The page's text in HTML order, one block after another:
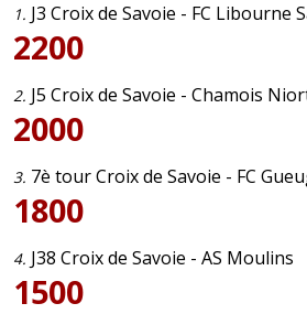
1. J3 Croix de Savoie - FC Libourne
2200
2. J5 Croix de Savoie - Chamois
2000
3. 7è tour Croix de Savoie - FC
1800
4. J38 Croix de Savoie - AS Moulins
1500